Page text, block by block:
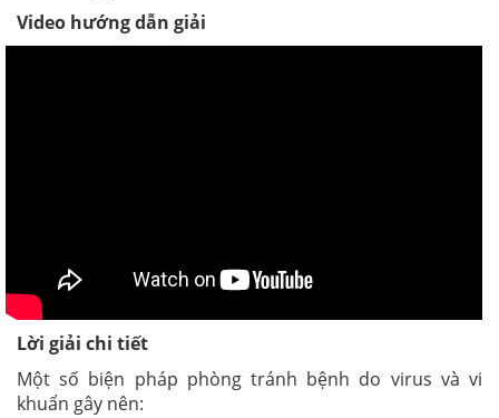
Video hướng dẫn giải
Lời giải chi tiết
Một số biện pháp phòng tránh bệnh do virus và vi
khuẩn gây nên: